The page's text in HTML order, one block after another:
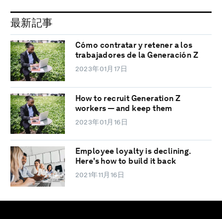
最新記事
Cómo contratar y retener a los
trabajadores de la Generación Z
2023年01月17日
How to recruit Generation Z
workers — and keep them
2023年01月16日
Employee loyalty is declining.
Here's how to build it back
2021年11月16日